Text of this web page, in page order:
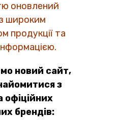
оновлений
широким
продукції та
новий сайт,
з
офіційних
брендів: